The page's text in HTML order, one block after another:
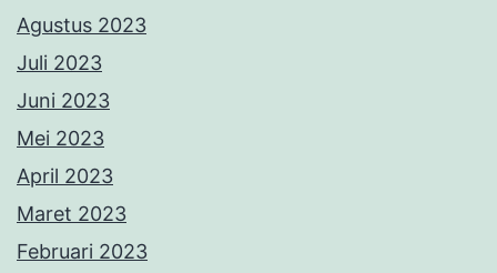
Agustus 2023
Juli 2023
Juni 2023
Mei 2023
April 2023
Maret 2023
Februari 2023